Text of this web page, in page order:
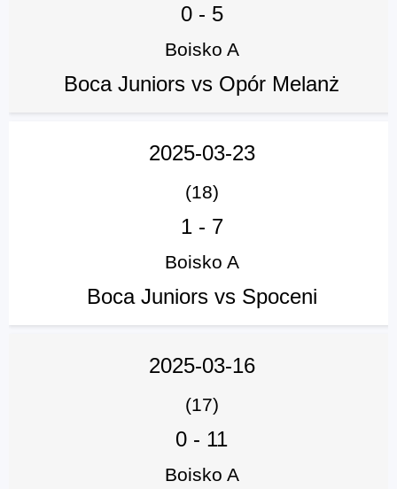
0- 5
Boisko A
Boca Juniors vs Opór Melanż
2025-03-23
(18)
1- 7
Boisko A
Boca Juniors vs Spoceni
2025-03-16
(17)
0 - 11
Boisko A